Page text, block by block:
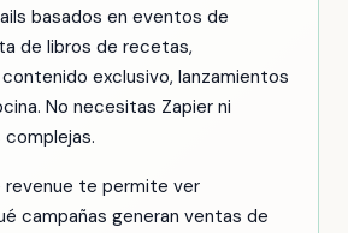
basados en eventos de
de libros de recetas,
exclusivo, lanzamientos
No necesitas Zapier ni
revenue te permite ver
campañas generan ventas de